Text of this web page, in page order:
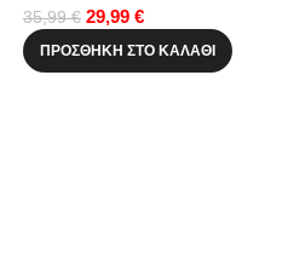
35,99€ 29,99 €
ΠΡΟΣΘΉΚΗ ΣΤΟ ΚΑΛΆΘΙ